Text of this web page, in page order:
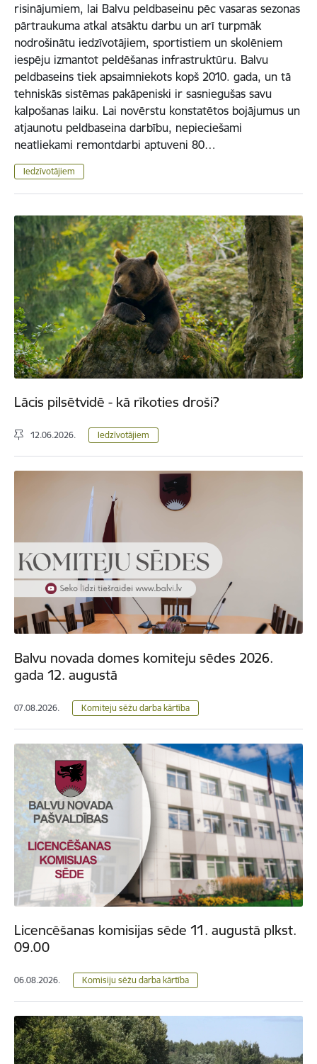
risinājumiem, lai Balvu peldbaseinu pēc vasaras sezonas
pārtraukuma atkal atsāktu darbu un arī turpmāk
nodrošinātu iedzīvotājiem, sportistiem un skolēniem
iespēju izmantot peldēšanas infrastruktūru. Balvu
peldbaseins tiek apsaimniekots kopš 2010. gada, un tā
tehniskās sistēmas pakāpeniski ir sasniegušas savu
kalpošanas laiku. Lai novērstu konstatētos bojājumus un
atjaunotu peldbaseina darbību, nepieciešami
neatliekami remontdarbi aptuveni 80…
Iedzīvotājiem
Lācis pilsētvidē - kā rīkoties droši?
12.06.2026. Iedzīvotājiem
Balvu novada domes komiteju sēdes 2026.
gada 12. augustā
07.08.2026. Komiteju sēžu darba kārtība
Licencēšanas komisijas sēde 11. augustā plkst.
09.00
06.08.2026. Komisiju sēžu darba kārtība